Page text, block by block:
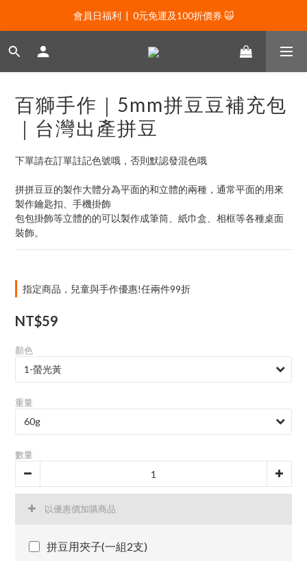
會員日福利  |  0元免運及100折價券 🙀
會員日福利  |  0元免運及100折價券 🙀
會員日福利  |  會員專屬好禮三選一🌟
會員日福利  |  0元免運及100折價券 🙀
百獅手作｜5mm拼豆豆補充包
｜台灣出產拼豆
下單請在訂單註記色號哦，否則默認發混色哦
拼拼豆豆的製作大體分為平面的和立體的兩種，通常平面的用來
製作鑰匙扣、手機掛飾
包包掛飾等立體的的可以製作成筆筒、紙巾盒、相框等各種桌面
裝飾。
指定商品，兒童與手作優惠!任兩件99折
NT$59
顏色
重量
數量
以優惠價加購商品
拼豆用夾子(一組2支)